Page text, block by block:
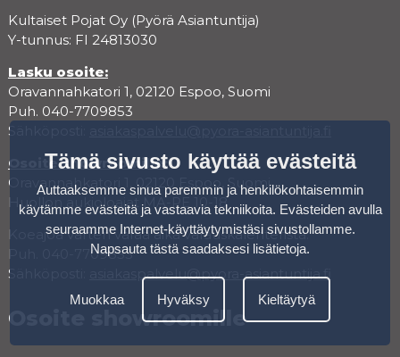
Kultaiset Pojat Oy (Pyörä Asiantuntija)
Y-tunnus: FI 24813030
Lasku osoite:
Oravannahkatori 1, 02120 Espoo, Suomi
Puh. 040-7709853
Sähköposti:
Osoite showroomille:
Oravannahkatori 1, 02120 Espoo, Suomi
Huollon aukioloajat MA-PE 10-18
Koeajoa varten varaa aika varauskalenterista.
Puh. 040-7709853
Sähköposti:
asiakaspalvelu@pyora-asiantuntija.fi
Osoite showroomille
Tämä sivusto käyttää evästeitä
Auttaaksemme sinua paremmin ja henkilökohtaisemmin
käytämme evästeitä ja vastaavia tekniikoita. Evästeiden avulla
seuraamme Internet-käyttäytymistäsi sivustollamme.
Napsauta tästä saadaksesi lisätietoja.
Muokkaa Hyväksy Kieltäytyä